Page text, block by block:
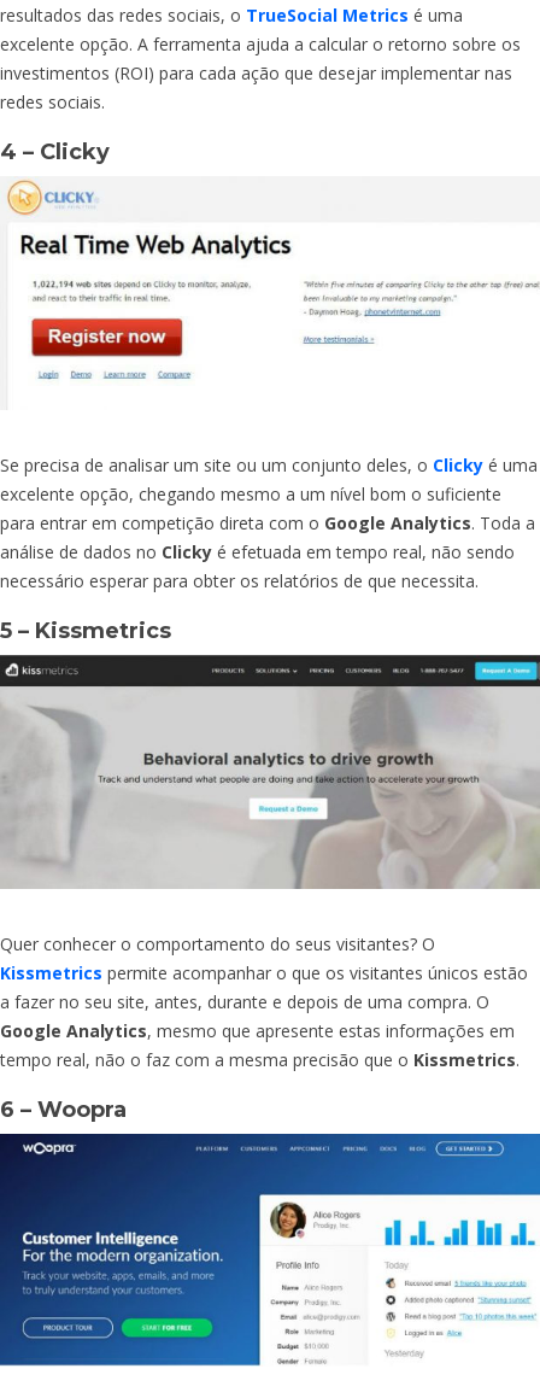
resultados das redes sociais, o TrueSocial Metrics é uma
excelente opção. A ferramenta ajuda a calcular o retorno sobre os
investimentos (ROI) para cada ação que desejar implementar nas
redes sociais.
4 – Clicky
Se precisa de analisar um site ou um conjunto deles, o Clicky é uma
excelente opção, chegando mesmo a um nível bom o suficiente
para entrar em competição direta com o Google Analytics. Toda a
análise de dados no Clicky é efetuada em tempo real, não sendo
necessário esperar para obter os relatórios de que necessita.
5 – Kissmetrics
Quer conhecer o comportamento do seus visitantes? O
Kissmetrics permite acompanhar o que os visitantes únicos estão
a fazer no seu site, antes, durante e depois de uma compra. O
Google Analytics, mesmo que apresente estas informações em
tempo real, não o faz com a mesma precisão que o Kissmetrics.
6 – Woopra